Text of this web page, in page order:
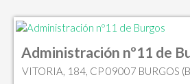
Administración nº11 de
VITORIA, 184, CP 09007 BURGOS